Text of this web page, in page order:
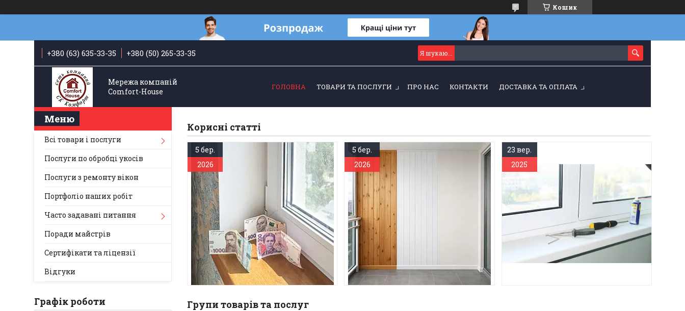
Кошик
+380 (63) 635-33-35 +380 (50) 265-33-35
Мережа компаній
Comfort-Hоuse
ГОЛОВНА ТОВАРИ ТА ПОСЛУГИ ПРО НАС КОНТАКТИ ДОСТАВКА ТА ОПЛАТА
Корисні статті
5 бер.
2026
Вартість установки укосів на
вікна
У даній статті ми розповімо про те,
яким чином визначається вартість
установки укосів на вікна у 2026
роцї.
5 бер.
2026
Обшивка лоджії Київ — внутрішнє
оздоблення балконів під ключ
Зробимо лоджію охайною,
затишною та практичною — від
підбору матеріалу до чистого
23 вер.
2025
Як підготувати пластикові вікна
до зими?
Як можна якісно утеплити
пластикові вікна на зиму, щоб у
домі завжди було комфортно і
затишно? Про це і піде мова в даній
статті.
Групи товарів та послуг
Всі товари і послуги
Послуги по обробці укосів
Послуги з ремонту вікон
Портфоліо наших робіт
Часто задавані питання
Поради майстрів
Сертифікати та ліцензії
Відгуки
Графік роботи